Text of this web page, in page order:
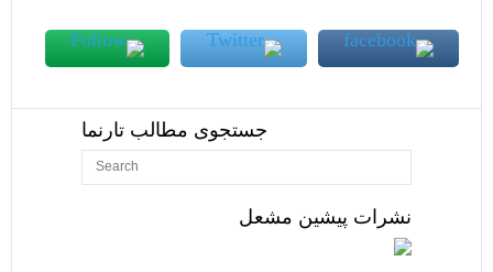
جستجوی مطالب تارنما
نشرات پیشین مشعل